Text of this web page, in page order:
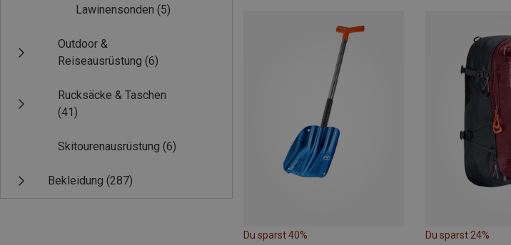
Lawinensonden (5)
Outdoor &
Reiseausrüstung (6)
Rucksäcke & Taschen
(41)
Skitourenausrüstung (6)
Bekleidung (287)
Du sparst 40% Du sparst 24%